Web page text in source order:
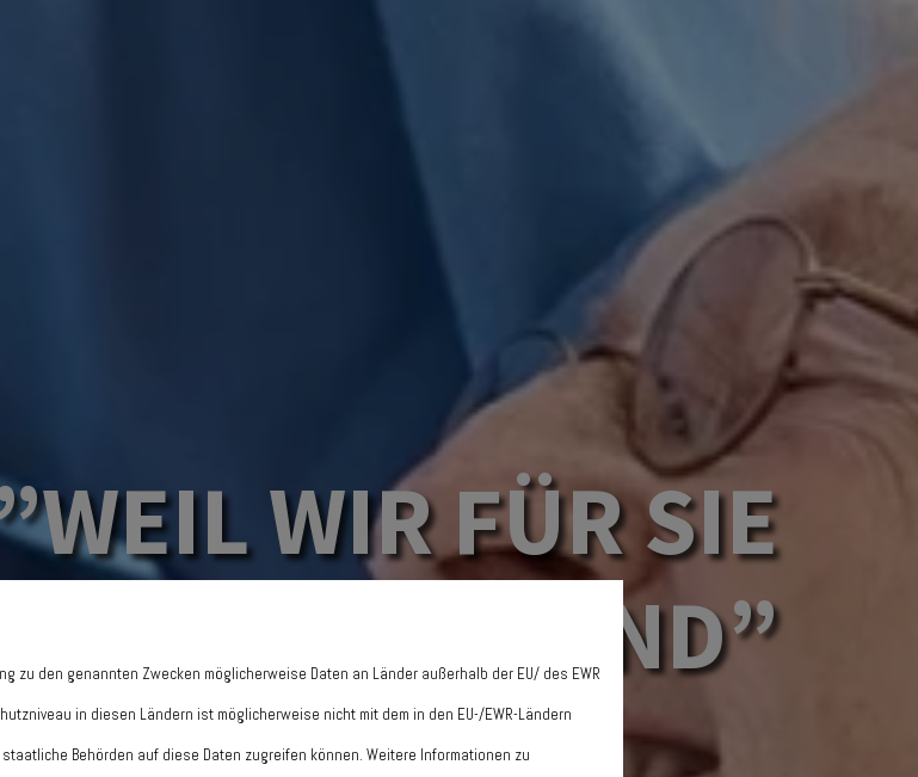
WIR FÜR SIE
DA SIND”
zu den genannten Zwecken möglicherweise Daten an Länder außerhalb der EU/ des EWR
in diesen Ländern ist möglicherweise nicht mit dem in den EU-/EWR-Ländern
Behörden auf diese Daten zugreifen können. Weitere Informationen zu